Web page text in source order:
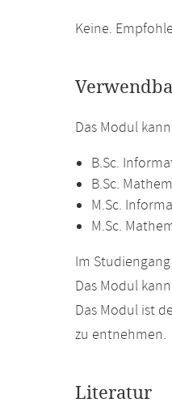
Keine.
Das Modul
B.Sc.
B.Sc.
M.Sc.
M.Sc.
Im
Das Modul
Das Modul ist
zu entnehmen.
Literatur